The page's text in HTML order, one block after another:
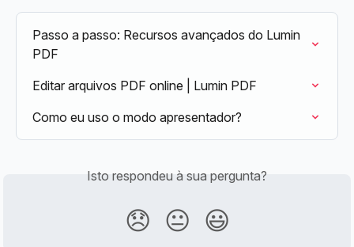
Passo a passo: Recursos avançados do Lumin
PDF
Editar arquivos PDF online | Lumin PDF
Como eu uso o modo apresentador?
Isto respondeu à sua pergunta?
😞 😐 😃